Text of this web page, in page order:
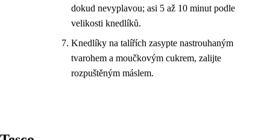
dokud nevyplavou; asi 5 až 10 minut podle
velikosti knedlíků.
Knedlíky na talířích zasypte nastrouhaným
tvarohem a moučkovým cukrem, zalijte
rozpuštěným máslem.